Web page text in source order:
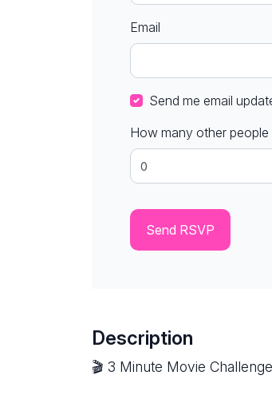
Email
Send me email
How many other people
Description
🎬 3 Minute Movie